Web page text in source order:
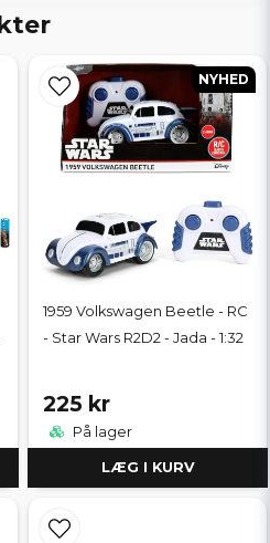
1959 Volkswagen Beetle - RC
- Star Wars R2D2 - Jada - 1:32
225 kr
På lager
LÆG I KURV
NYHED